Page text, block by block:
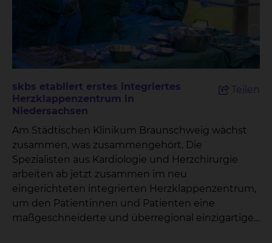
skbs etabliert erstes integriertes
Herzklappenzentrum in
Niedersachsen
Teilen
Am Städtischen Klinikum Braunschweig wächst
zusammen, was zusammengehört. Die
Spezialisten aus Kardiologie und Herzchirurgie
arbeiten ab jetzt zusammen im neu
eingerichteten integrierten Herzklappenzentrum,
um den Patientinnen und Patienten eine
maßgeschneiderte und überregional einzigartige